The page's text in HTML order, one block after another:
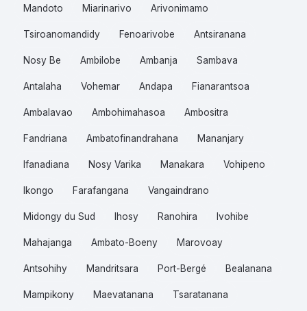
Mandoto Miarinarivo Arivonimamo
Tsiroanomandidy Fenoarivobe Antsiranana
Nosy Be Ambilobe Ambanja Sambava
Antalaha Vohemar Andapa Fianarantsoa
Ambalavao Ambohimahasoa Ambositra
Fandriana Ambatofinandrahana Mananjary
Ifanadiana Nosy Varika Manakara Vohipeno
Ikongo Farafangana Vangaindrano
Midongy du Sud Ihosy Ranohira Ivohibe
Mahajanga Ambato-Boeny Marovoay
Antsohihy Mandritsara Port-Bergé Bealanana
Mampikony Maevatanana Tsaratanana